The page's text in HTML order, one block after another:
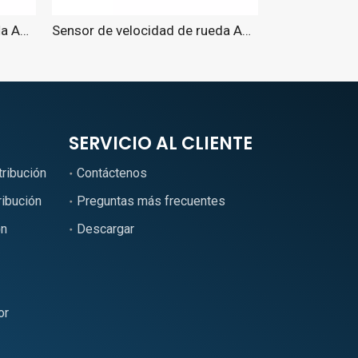
Sensor de velocidad de rueda ABS para Passat 2013-2015. Sensor de velocidad de rueda ABS para Passat 2013-2015..
SERVICIO AL CLIENTE
Contáctenos
Preguntas más frecuentes
Descargar